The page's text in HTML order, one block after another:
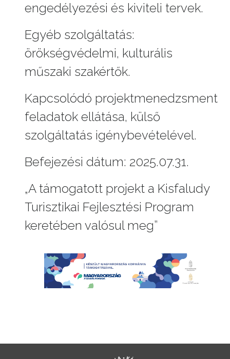
engedélyezési és kiviteli tervek.
Egyéb szolgáltatás:
örökségvédelmi, kulturális
műszaki szakértők.
Kapcsolódó projektmenedzsment
feladatok ellátása, külső
szolgáltatás igénybevételével.
Befejezési dátum: 2025.07.31.
„A támogatott projekt a Kisfaludy
Turisztikai Fejlesztési Program
keretében valósul meg”